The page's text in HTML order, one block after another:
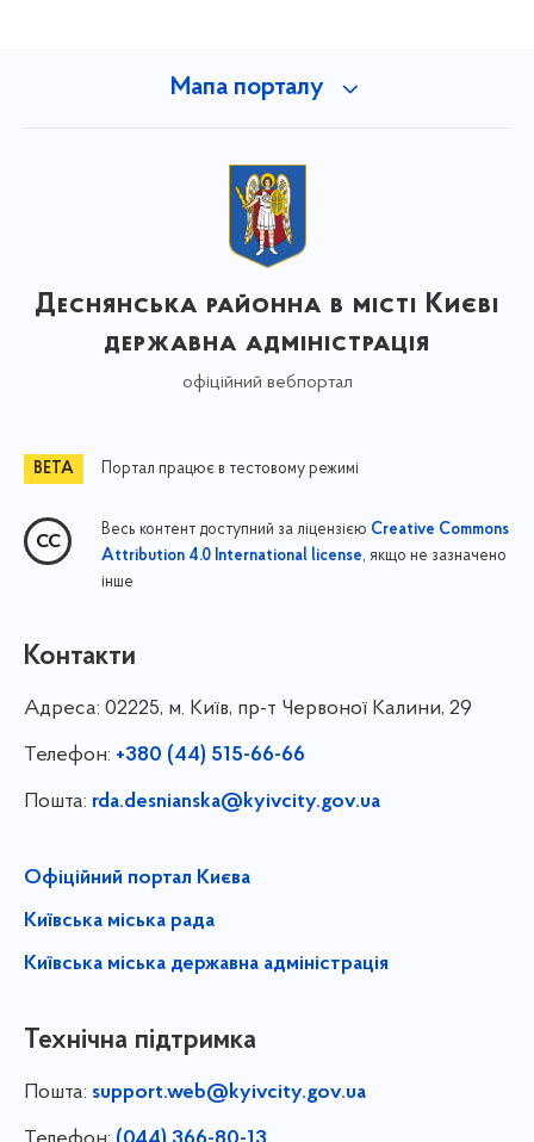
Мапа порталу
Деснянська районна в місті Києві
державна адміністрація
офіційний вебпортал
Портал працює в тестовому режимі
Весь контент доступний за ліцензією Creative Commons
Attribution 4.0 International license, якщо не зазначено
інше
Контакти
Адреса: 02225, м. Київ, пр-т Червоної Калини, 29
Телефон: +380 (44) 515-66-66
Пошта: rda.desnianska@kyivcity.gov.ua
Офіційний портал Києва
Київська міська рада
Київська міська державна адміністрація
Технічна підтримка
Пошта: support.web@kyivcity.gov.ua